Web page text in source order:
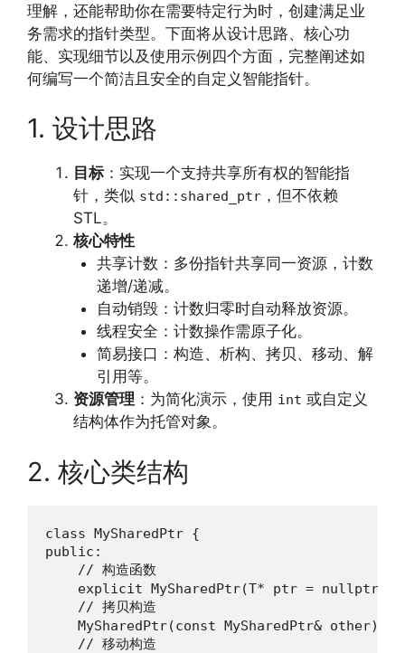
理解，还能帮助你在需要特定行为时，创建满足业
务需求的指针类型。下面将从设计思路、核心功
能、实现细节以及使用示例四个方面，完整阐述如
何编写一个简洁且安全的自定义智能指针。
1. 设计思路
目标：实现一个支持共享所有权的智能指
针，类似 std::shared_ptr ，但不依赖
STL。
核心特性
共享计数：多份指针共享同一资源，计数
递增/递减。
自动销毁：计数归零时自动释放资源。
线程安全：计数操作需原子化。
简易接口：构造、析构、拷贝、移动、解
引用等。
资源管理 ：为简化演示，使用 int 或自定义
结构体作为托管对象。
2. 核心类结构
class MySharedPtr {
public:
    // 构造函数
    explicit MySharedPtr(T* ptr = nullptr);
    // 拷贝构造
    MySharedPtr(const MySharedPtr& other);
    // 移动构造